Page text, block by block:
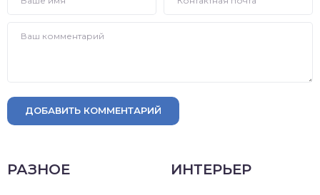
ДОБАВИТЬ КОММЕНТАРИЙ
РАЗНОЕ ИНТЕРЬЕР